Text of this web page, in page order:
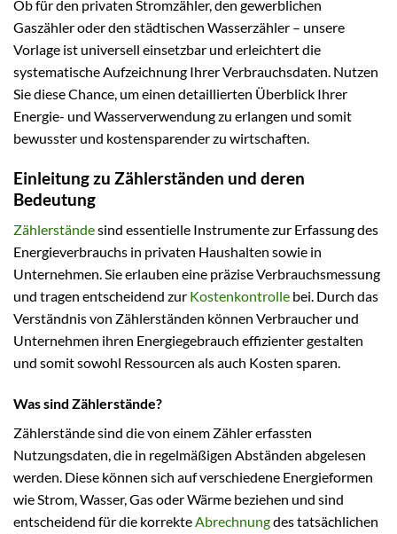
Ob für den privaten Stromzähler, den gewerblichen
Gaszähler oder den städtischen Wasserzähler – unsere
Vorlage ist universell einsetzbar und erleichtert die
systematische Aufzeichnung Ihrer Verbrauchsdaten. Nutzen
Sie diese Chance, um einen detaillierten Überblick Ihrer
Energie- und Wasserverwendung zu erlangen und somit
bewusster und kostensparender zu wirtschaften.
Einleitung zu Zählerständen und deren
Bedeutung
Zählerständesind essentielle Instrumente zur Erfassung des
Energieverbrauchs in privaten Haushalten sowie in
Unternehmen. Sie erlauben eine präzise Verbrauchsmessung
und tragen entscheidend zur Kostenkontrolle bei. Durch das
Verständnis von Zählerständen können Verbraucher und
Unternehmen ihren Energiegebrauch effizienter gestalten
und somit sowohl Ressourcen als auch Kosten sparen.
Was sind Zählerstände?
Zählerstände sind die von einem Zähler erfassten
Nutzungsdaten, die in regelmäßigen Abständen abgelesen
werden. Diese können sich auf verschiedene Energieformen
wie Strom, Wasser, Gas oder Wärme beziehen und sind
entscheidend für die korrekteAbrechnungdes tatsächlichen